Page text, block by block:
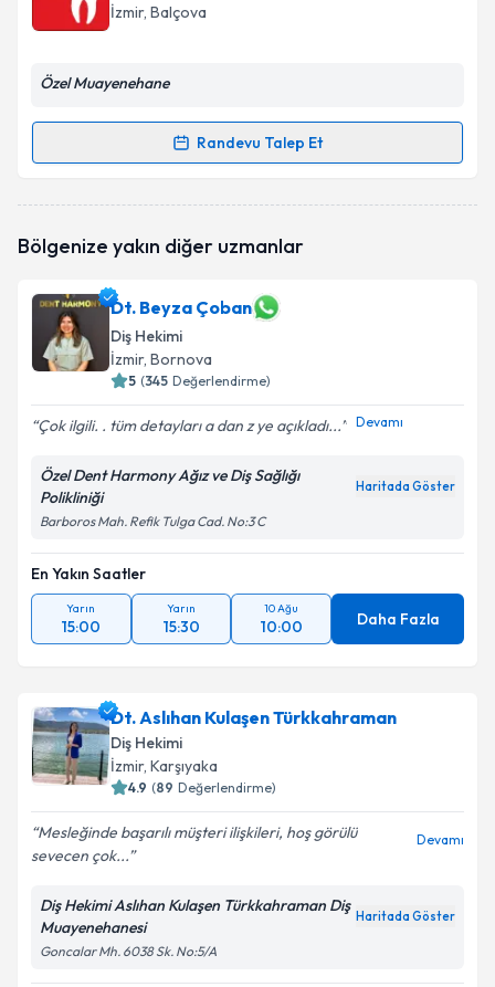
İzmir, Balçova
Özel Muayenehane
Randevu Talep Et
Randevu Takvimi Talebi
talebi oluşturun. Size bu uzmandan randevu almanız
bilgilendireceğiz.
E-posta Adresiniz
Metni'ni okudum ve kişisel verilerimin belirtilen
kapsamda işlenmesini kabul ediyorum.
Takvim Talebini Gönder
Bölgenize yakın diğer uzmanlar
Dt. Beyza Çoban
Diş Hekimi
İzmir, Bornova
5 (345 Değerlendirme)
Çok ilgili. . tüm detayları a dan z ye açıkladı... Devamı
Özel Dent Harmony Ağız ve Diş Sağlığı
Polikliniği
Haritada Göster
Barboros Mah. Refik Tulga Cad. No:3 C
En Yakın Saatler
Yarın
15:00
Yarın
15:30
10 Ağu
10:00 Daha Fazla
Dt. Aslıhan Kulaşen Türkkahraman
Diş Hekimi
İzmir, Karşıyaka
4.9 (89 Değerlendirme)
Mesleğinde başarılı müşteri ilişkileri, hoş görülü
sevecen çok...
Devamı
Diş Hekimi Aslıhan Kulaşen Türkkahraman Diş
Muayenehanesi
Haritada Göster
Goncalar Mh. 6038 Sk. No:5/A